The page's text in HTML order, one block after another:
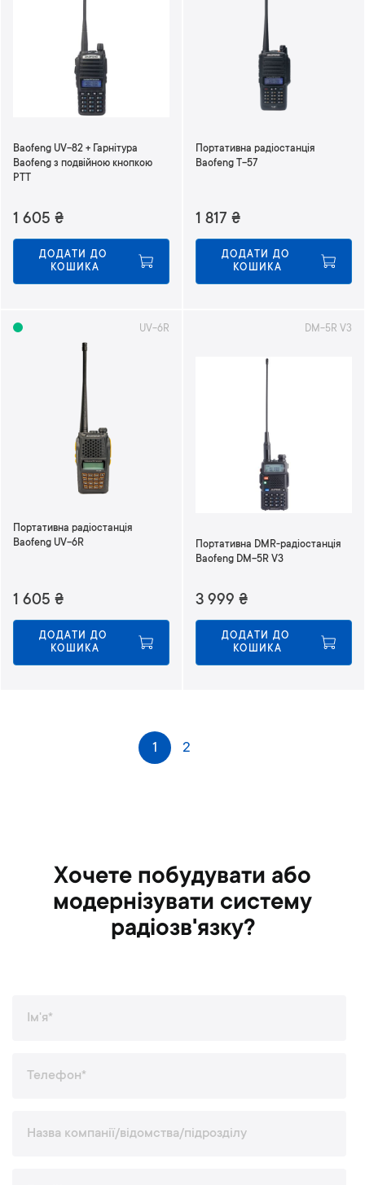
Baofeng UV-82 + Гарнітура
Baofeng з подвійною кнопкою
РТТ
1 605 ₴
ДОДАТИ ДО
КОШИКА
Портативна радіостанція
Baofeng T-57
1 817 ₴
ДОДАТИ ДО
КОШИКА
UV-6R
Портативна радіостанція
Baofeng UV-6R
1 605 ₴
ДОДАТИ ДО
КОШИКА
DM-5R V3
Портативна DMR-радіостанція
Baofeng DM-5R V3
3 999 ₴
ДОДАТИ ДО
КОШИКА
т
1 2
Хочете побудувати або
модернізувати систему
радіозв'язку?